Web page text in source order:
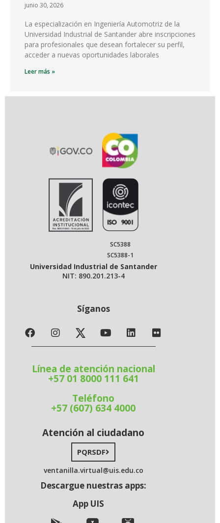
junio 30, 2026
La especialización en Ingeniería Automotriz de la
Universidad Industrial de Santander abre inscripciones
para profesionales que desean fortalecer su perfil,
acceder a nuevas oportunidades laborales
Leer más »